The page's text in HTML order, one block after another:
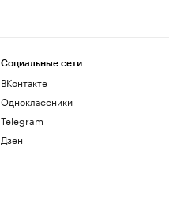
Социальные сети
ВКонтакте
Одноклассники
Telegram
Дзен